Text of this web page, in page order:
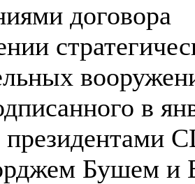
договора
в
президентами
Бушем и